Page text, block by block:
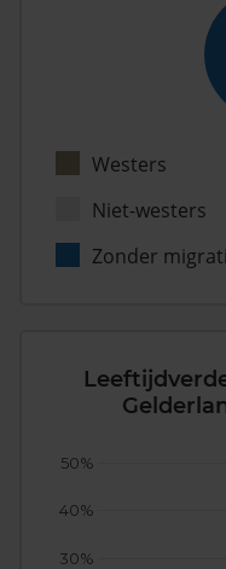
Westers
Niet-westers
Zonder
30%
40%
50%